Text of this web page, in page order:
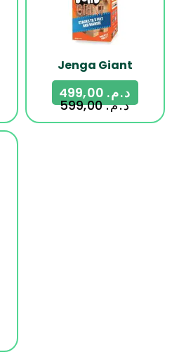
Jenga Giant
د.م.599,00
د.م.